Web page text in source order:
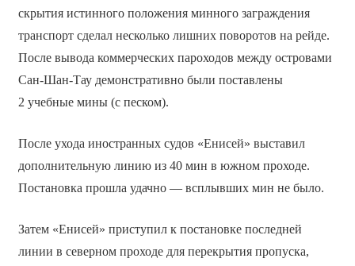
скрытия истинного положения минного заграждения
транспорт сделал несколько лишних поворотов на рейде.
После вывода коммерческих пароходов между островами
Сан-Шан-Тау демонстративно были поставлены
2 учебные мины (с песком).
После ухода иностранных судов «Енисей» выставил
дополнительную линию из 40 мин в южном проходе.
Постановка прошла удачно — всплывших мин не было.
Затем «Енисей» приступил к постановке последней
линии в северном проходе для перекрытия пропуска,